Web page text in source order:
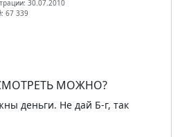
30.07.2010
67 339
МОЖНО?
деньги. Не дай Б-г, так